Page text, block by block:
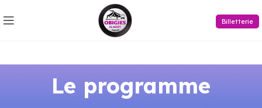
Billetterie
Le programme